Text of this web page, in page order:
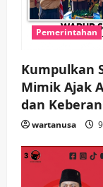
o Pemerintahan
Kumpulkan
Mimik Ajak
dan
wartanusa